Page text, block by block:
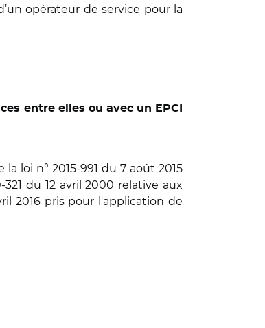
opérateur de service pour la
entre elles ou avec un EPCI
loi n° 2015-991 du 7 août 2015
du 12 avril 2000 relative aux
2016 pris pour l'application de